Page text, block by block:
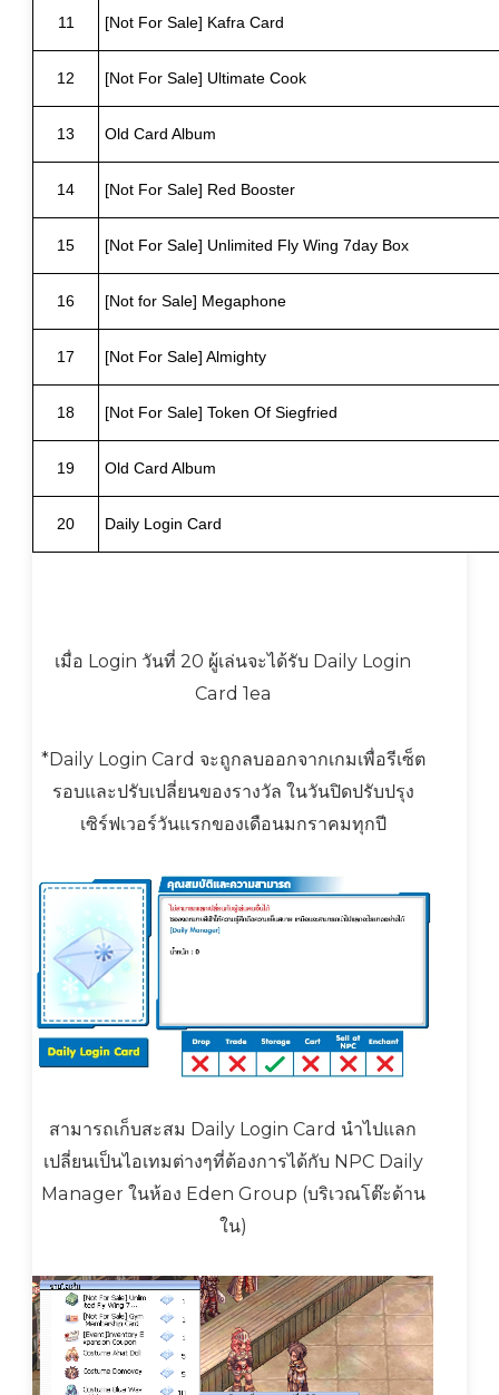
11 [Not For Sale] Kafra Card
12 [Not For Sale] Ultimate Cook
13 Old Card Album
14 [Not For Sale] Red Booster
15 [Not For Sale] Unlimited Fly Wing 7day Box
16 [Not for Sale] Megaphone
17 [Not For Sale] Almighty
18 [Not For Sale] Token Of Siegfried
19 Old Card Album
20 Daily Login Card
เมื่อ Login วันที่ 20 ผู้เล่นจะได้รับ Daily Login
Card 1ea
*Daily Login Card จะถูกลบออกจากเกมเพื่อรีเซ็ต
รอบและปรับเปลี่ยนของรางวัล ในวันปิดปรับปรุง
เซิร์ฟเวอร์วันแรกของเดือนมกราคมทุกปี
สามารถเก็บสะสม Daily Login Card นำไปแลก
เปลี่ยนเป็นไอเทมต่างๆที่ต้องการได้กับ NPC Daily
Manager ในห้อง Eden Group (บริเวณโต๊ะด้าน
ใน)